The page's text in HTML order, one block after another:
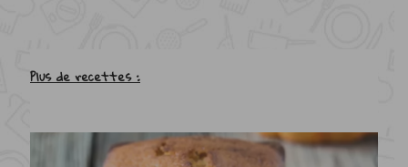
Plus de recettes :